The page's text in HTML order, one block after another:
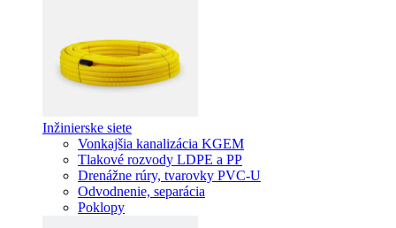
Inžinierske siete
Vonkajšia kanalizácia KGEM
Tlakové rozvody LDPE a PP
Drenážne rúry, tvarovky PVC-U
Odvodnenie, separácia
Poklopy